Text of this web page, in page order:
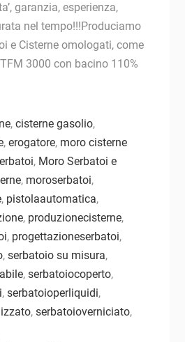
garanzia, esperienza,
nel tempo!!!Produciamo
e Cisterne omologati, come
3000 con bacino 110%
, cisterne gasolio,
, erogatore, moro cisterne
, Moro Serbatoi e
, moroserbatoi,
, pistolaautomatica,
, produzionecisterne,
, progettazioneserbatoi,
, serbatoio su misura,
, serbatoiocoperto,
, serbatoioperliquidi,
, serbatoioverniciato,